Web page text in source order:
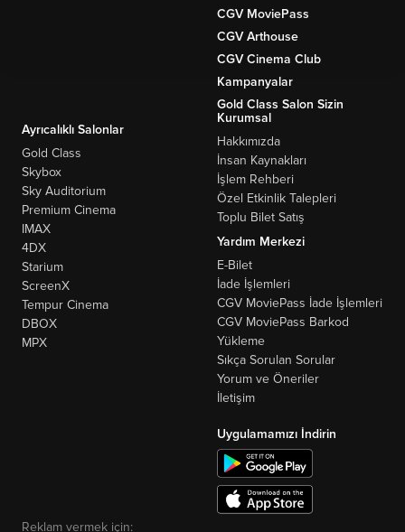
CGV MoviePass
CGV Arthouse
CGV Cinema Club
Kampanyalar
Gold Class Salon Sizin
Ayrıcalıklı Salonlar
Gold Class
Skybox
Sky Auditorium
Premium Cinema
IMAX
4DX
Starium
ScreenX
Tempur Cinema
DBOX
MPX
Kurumsal
Hakkımızda
İnsan Kaynakları
İşlem Rehberi
Özel Etkinlik Talepleri
Toplu Bilet Satış
Yardım Merkezi
E-Bilet
İade İşlemleri
CGV MoviePass İade İşlemleri
CGV MoviePass Barkod
Yükleme
Sıkça Sorulan Sorular
Yorum ve Öneriler
İletişim
Uygulamamızı İndirin
Reklam vermek için: